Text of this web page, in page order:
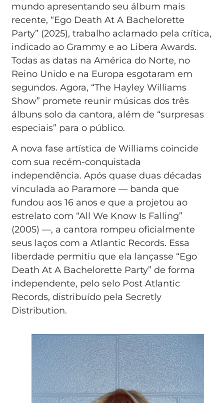
mundo apresentando seu álbum mais
recente, “Ego Death At A Bachelorette
Party” (2025), trabalho aclamado pela crítica,
indicado ao Grammy e ao Libera Awards.
Todas as datas na América do Norte, no
Reino Unido e na Europa esgotaram em
segundos. Agora, “The Hayley Williams
Show” promete reunir músicas dos três
álbuns solo da cantora, além de “surpresas
especiais” para o público.
A nova fase artística de Williams coincide
com sua recém-conquistada
independência. Após quase duas décadas
vinculada ao Paramore — banda que
fundou aos 16 anos e que a projetou ao
estrelato com “All We Know Is Falling”
(2005) —, a cantora rompeu oficialmente
seus laços com a Atlantic Records. Essa
liberdade permitiu que ela lançasse “Ego
Death At A Bachelorette Party” de forma
independente, pelo selo Post Atlantic
Records, distribuído pela Secretly
Distribution.